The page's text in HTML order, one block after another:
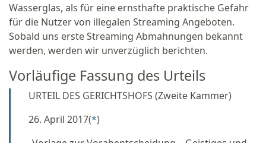
Wasserglas, als für eine ernsthafte praktische Gefahr
für die Nutzer von illegalen Streaming Angeboten.
Sobald uns erste Streaming Abmahnungen bekannt
werden, werden wir unverzüglich berichten.
Vorläufige Fassung des Urteils
URTEIL DES GERICHTSHOFS (Zweite Kammer)
26. April 2017(*)